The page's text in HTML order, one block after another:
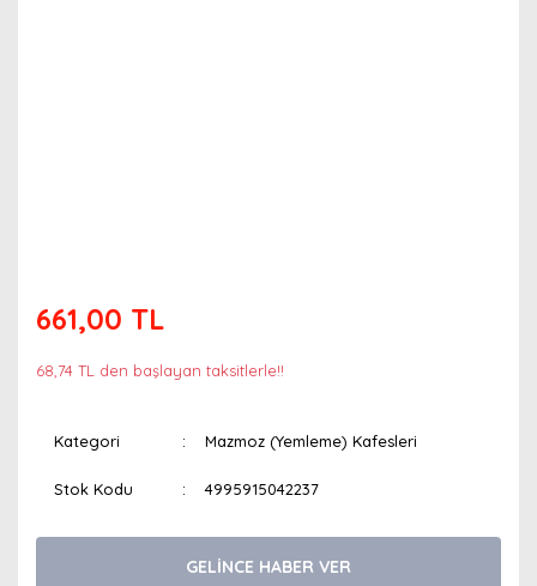
661,00 TL
68,74 TL den başlayan taksitlerle!!
Kategori Mazmoz (Yemleme) Kafesleri
Stok Kodu 4995915042237
GELİNCE HABER VER